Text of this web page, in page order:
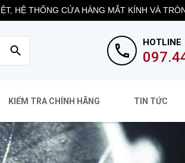
CỬA HÀNG MẮT KÍNH VÀ TRÒNG KÍNH
HOTLINE
KIỂM TRA CHÍNH HÃNG TIN TỨC